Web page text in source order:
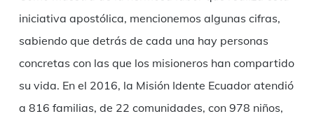
iniciativa apostólica, mencionemos algunas cifras,
sabiendo que detrás de cada una hay personas
concretas con las que los misioneros han compartido
su vida. En el 2016, la Misión Idente Ecuador atendió
a 816 familias, de 22 comunidades, con 978 niños,